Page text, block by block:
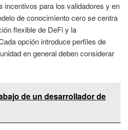
incentivos para los validadores y en
de conocimiento cero se centra
flexible de DeFi y la
opción introduce perfiles de
en general deben considerar
de un desarrollador de